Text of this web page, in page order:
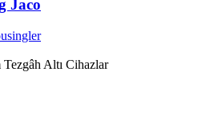
Jaco
Altı Cihazlar